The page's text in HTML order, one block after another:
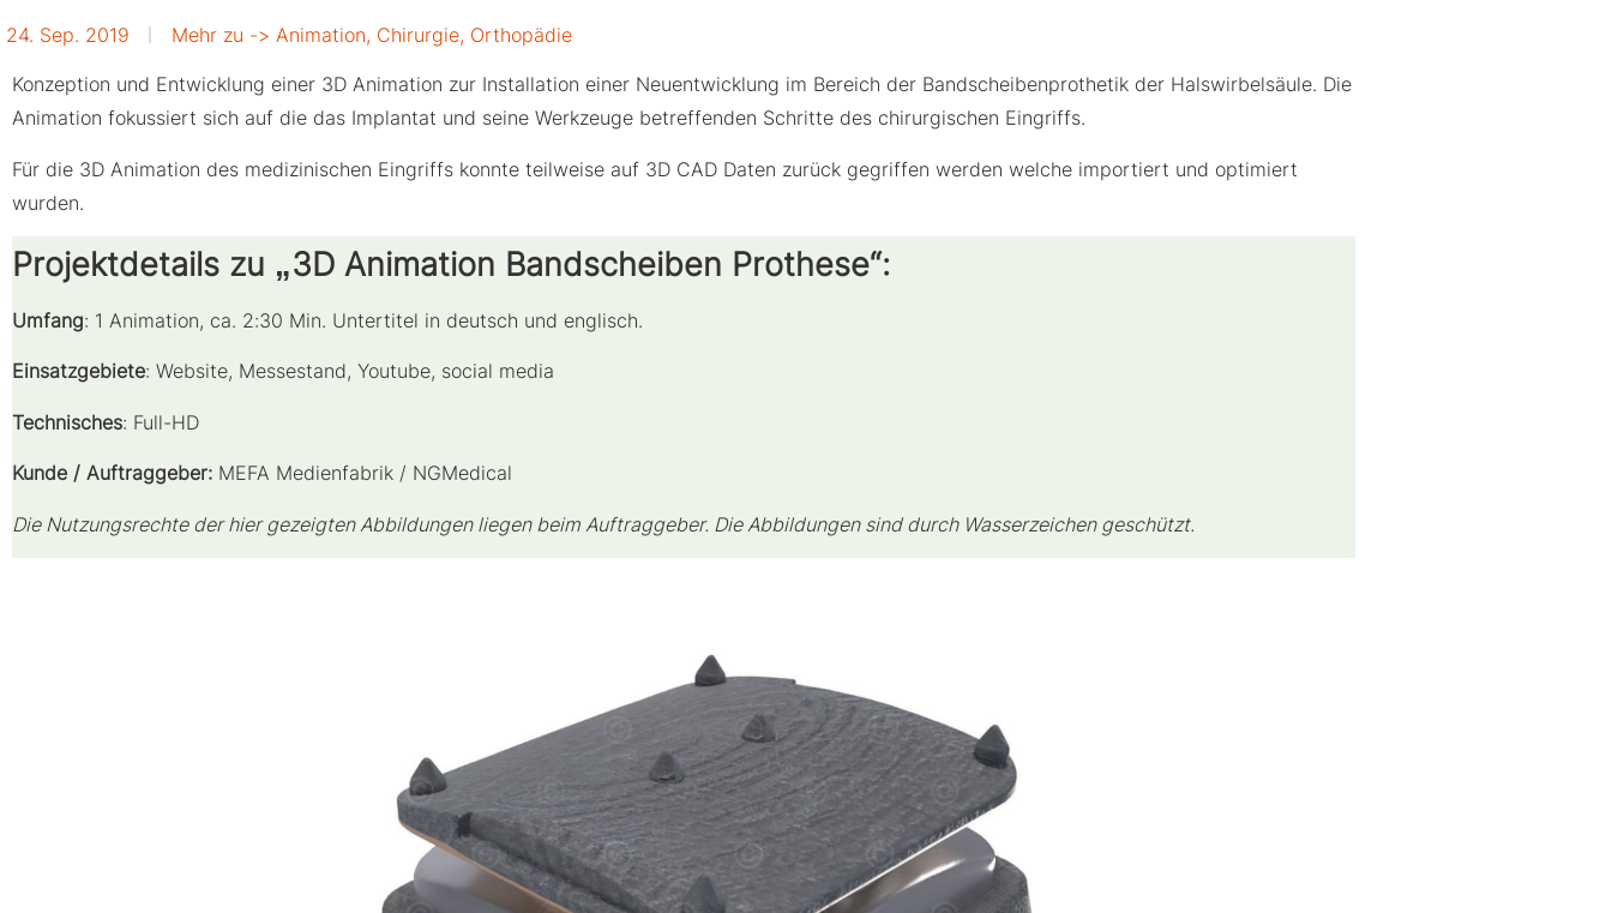
24. Sep. 2019 Mehr zu -> Animation, Chirurgie, Orthopädie
Konzeption und Entwicklung einer 3D Animation zur Installation einer Neuentwicklung im Bereich der Bandscheibenprothetik der Halswirbelsäule. Die
Animation fokussiert sich auf die das Implantat und seine Werkzeuge betreffenden Schritte des chirurgischen Eingriffs.
Für die 3D Animation des medizinischen Eingriffs konnte teilweise auf 3D CAD Daten zurück gegriffen werden welche importiert und optimiert
wurden.
Projektdetails zu „3D Animation Bandscheiben Prothese“:
Umfang: 1 Animation, ca. 2:30 Min. Untertitel in deutsch und englisch.
Einsatzgebiete: Website, Messestand, Youtube, social media
Technisches: Full-HD
Kunde / Auftraggeber: MEFA Medienfabrik / NGMedical
Die Nutzungsrechte der hier gezeigten Abbildungen liegen beim Auftraggeber. Die Abbildungen sind durch Wasserzeichen geschützt.